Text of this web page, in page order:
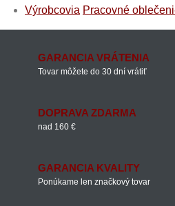
Výrobcovia Pracovné
GARANCIA VRÁTENIA
Tovar môžete do 30 dní vrátiť
DOPRAVA ZDARMA
nad 160 €
GARANCIA KVALITY
Ponúkame len značkový tovar